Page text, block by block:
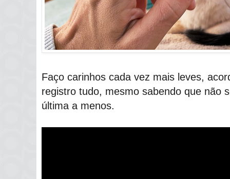
Faço carinhos cada vez mais leves,
registro tudo, mesmo sabendo que não
última a menos.